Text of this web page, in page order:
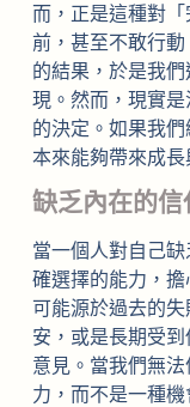
而，正是這種對
前，甚至不敢行
的結果，於是我
現。然而，現實
的決定。如果我
本來能夠帶來成長
缺乏內在的信
當一個人對自己
確選擇的能力，
可能源於過去的
安，或是長期受
意見。當我們無
力，而不是一種機